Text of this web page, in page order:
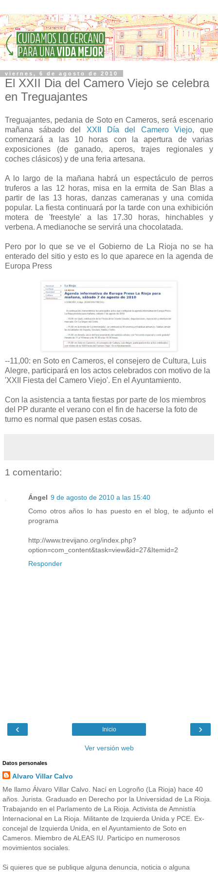
viernes, 6 de agosto de 2010
El XXII Dia del Camero Viejo se celebra
en Treguajantes
Treguajantes, pedania de Soto en Cameros, será escenario
mañana sábado del XXII Día del Camero Viejo, que
comenzará a las 10 horas con la apertura de varias
exposiciones (de ganado, aperos, trajes regionales y
coches clásicos) y de una feria artesana.
A lo largo de la mañana habrá un espectáculo de perros
truferos a las 12 horas, misa en la ermita de San Blas a
partir de las 13 horas, danzas cameranas y una comida
popular. La fiesta continuará por la tarde con una exhibición
motera de 'freestyle' a las 17.30 horas, hinchables y
verbena. A medianoche se servirá una chocolatada.
Pero por lo que se ve el Gobierno de La Rioja no se ha
enterado del sitio y esto es lo que aparece en la agenda de
Europa Press
--11,00: en Soto en Cameros, el consejero de Cultura, Luis
Alegre, participará en los actos celebrados con motivo de la
'XXII Fiesta del Camero Viejo'. En el Ayuntamiento.
Con la asistencia a tanta fiestas por parte de los miembros
del PP durante el verano con el fin de hacerse la foto de
turno es normal que pasen estas cosas.
1 comentario:
Ángel 9 de agosto de 2010 a las 15:40
Como otros años lo has puesto en el blog, te adjunto el
programa
http://www.trevijano.org/index.php?
option=com_content&task=view&id=27&Itemid=2
Responder
‹ ›
Inicio
Ver versión web
Datos personales
Alvaro Villar Calvo
Me llamo Álvaro Villar Calvo. Nací en Logroño (La Rioja) hace 40
años. Jurista. Graduado en Derecho por la Universidad de La Rioja.
Trabajando en el Parlamento de La Rioja. Activista de Amnistía
Internacional en La Rioja. Militante de Izquierda Unida y PCE. Ex-
concejal de Izquierda Unida, en el Ayuntamiento de Soto en
Cameros. Miembro de ALEAS IU. Participo en numerosos
movimientos sociales.
Si quieres que se publique alguna denuncia, noticia o alguna